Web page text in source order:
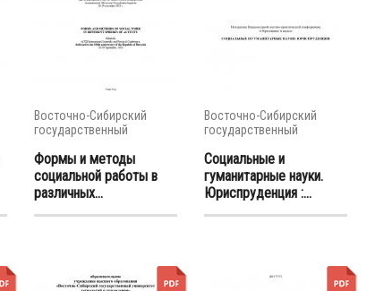
Восточно-Сибирский
государственный
Формы и методы
социальной работы в
различных...
Восточно-Сибирский
государственный
Социальные и
гуманитарные науки.
Юриспруденция :...